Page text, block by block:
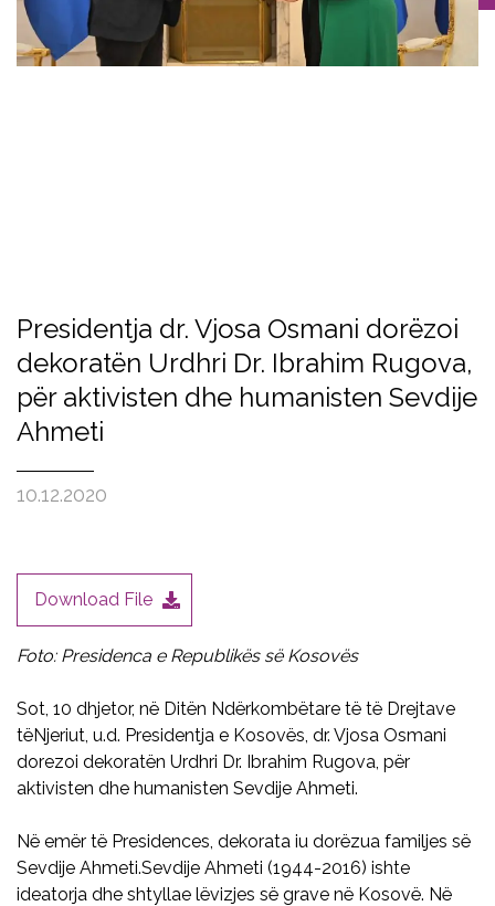
Presidentja dr. Vjosa Osmani dorëzoi
dekoratën Urdhri Dr. Ibrahim Rugova,
për aktivisten dhe humanisten Sevdije
Ahmeti
10.12.2020
Download File
Foto: Presidenca e Republikës së Kosovës
Sot, 10 dhjetor, në Ditën Ndërkombëtare të të Drejtave
tëNjeriut, u.d. Presidentja e Kosovës, dr. Vjosa Osmani
dorezoi dekoratën Urdhri Dr. Ibrahim Rugova, për
aktivisten dhe humanisten Sevdije Ahmeti.
Në emër të Presidences, dekorata iu dorëzua familjes së
Sevdije Ahmeti.Sevdije Ahmeti (1944-2016) ishte
ideatorja dhe shtyllae lëvizjes së grave në Kosovë. Në